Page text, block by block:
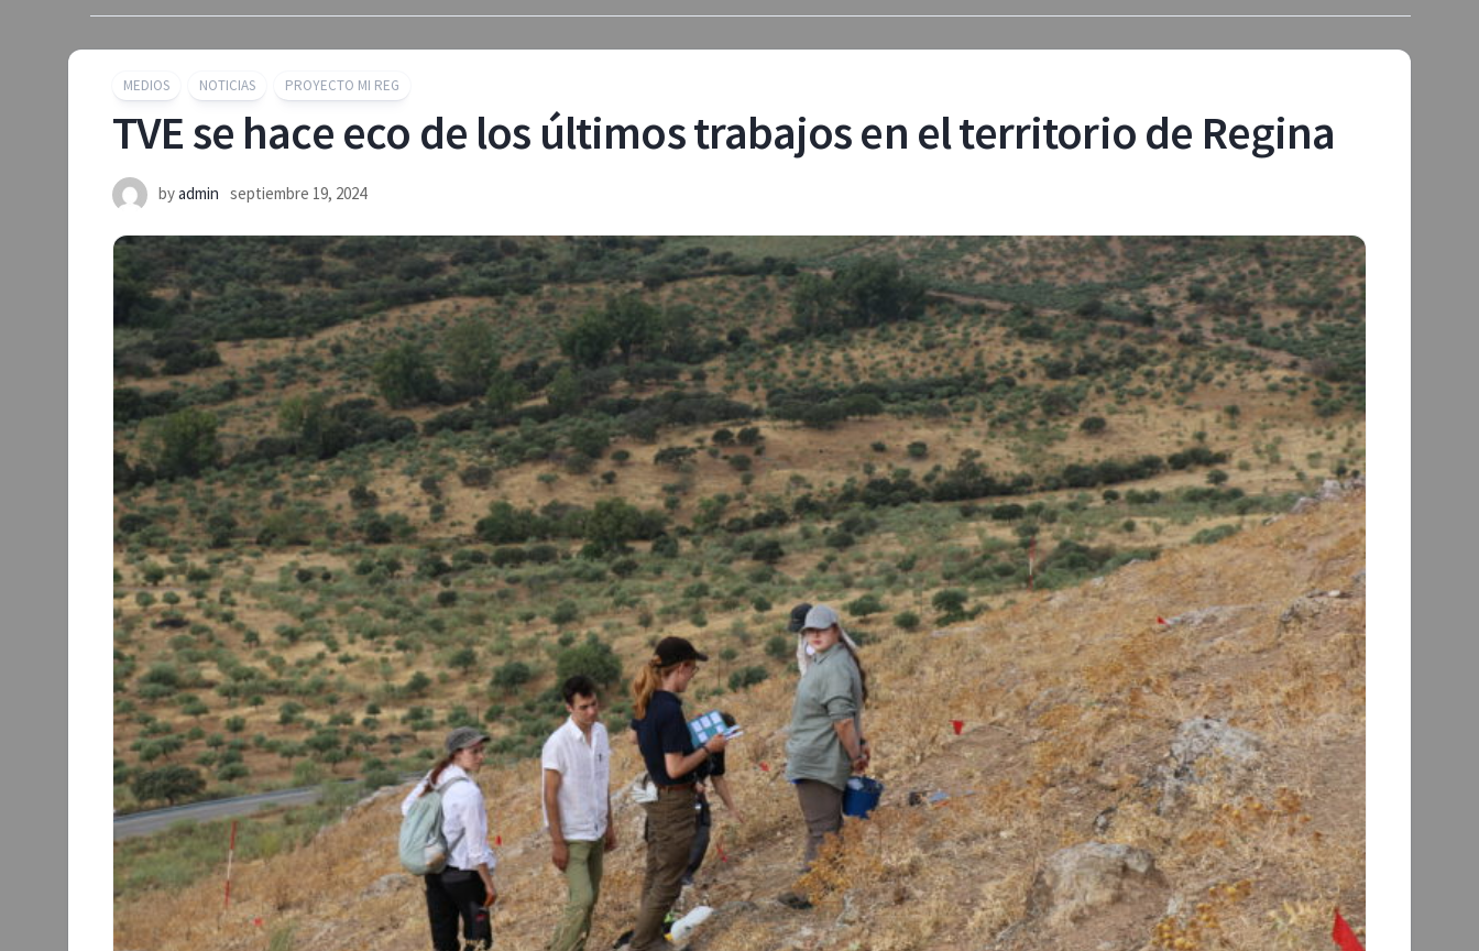
MEDIOS NOTICIAS PROYECTO MI REG
TVE se hace eco de los últimos trabajos en el territorio de Regina
byadmin septiembre 19, 2024